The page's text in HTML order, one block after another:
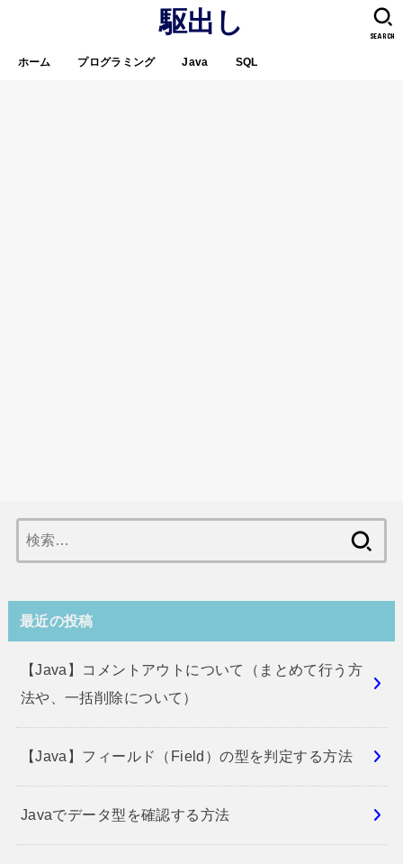
駆出し
ホーム プログラミング Java SQL
SEARCH
索:
最近の投稿
【Java】コメントアウトについて（まとめて行う方
法や、一括削除について）
【Java】フィールド（Field）の型を判定する方法
Javaでデータ型を確認する方法